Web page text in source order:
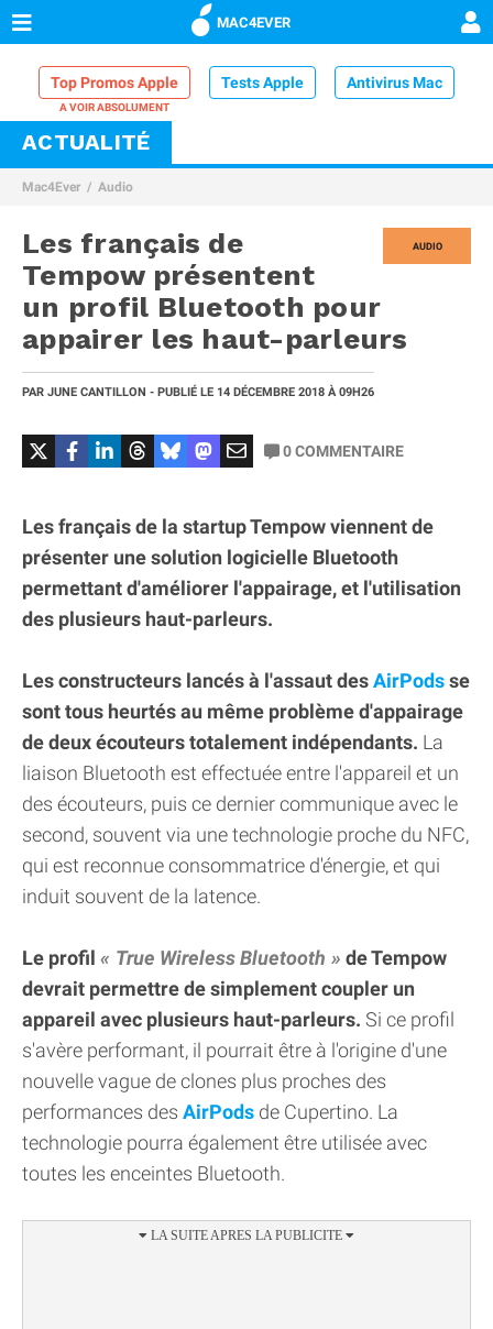
MAC4EVER
Top Promos Apple Tests Apple Antivirus Mac
VPN Mac
Comparatif iPhone
ACTUALITÉ
Mac4Ever Audio
AUDIO
Les français de
Tempow présentent
un profil Bluetooth pour
appairer les haut-parleurs
PAR JUNE CANTILLON - PUBLIÉ LE 14 DÉCEMBRE 2018 À 09H26
0COMMENTAIRE
Les français de la startup Tempow viennent de
présenter une solution logicielle Bluetooth
permettant d'améliorer l'appairage, et l'utilisation
des plusieurs haut-parleurs.
Les constructeurs lancés à l'assaut desAirPodsse
sont tous heurtés au même problème d'appairage
de deux écouteurs totalement indépendants. La
liaison Bluetooth est effectuée entre l'appareil et un
des écouteurs, puis ce dernier communique avec le
second, souvent via une technologie proche du NFC,
qui est reconnue consommatrice d'énergie, et qui
induit souvent de la latence.
Le profil True Wireless Bluetooth
de Tempow
devrait permettre de simplement coupler un
appareil avec plusieurs haut-parleurs. Si ce profil
s'avère performant, il pourrait être à l'origine d'une
nouvelle vague de clones plus proches des
performances des AirPods de Cupertino. La
technologie pourra également être utilisée avec
toutes les enceintes Bluetooth.